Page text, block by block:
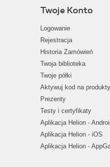
Twoje Konto
Logowanie
Rejestracja
Historia Zamówień
Twoja biblioteka
Twoje półki
Aktywuj kod na produkty
Prezenty
Testy i certyfikaty
Aplikacja Helion -
Aplikacja Helion - iOS
Aplikacja Helion -